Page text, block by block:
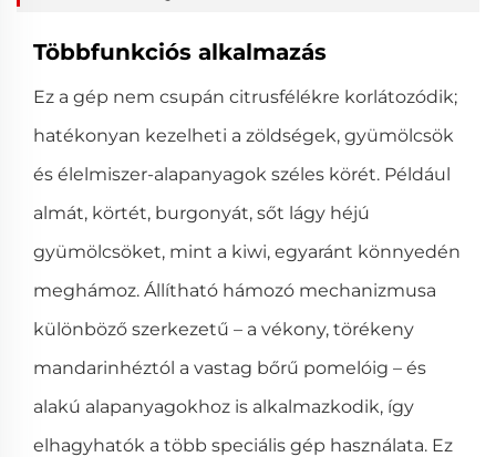
Többfunkciós alkalmazás
Ez a gép nem csupán citrusfélékre korlátozódik;
hatékonyan kezelheti a zöldségek, gyümölcsök
és élelmiszer-alapanyagok széles körét. Például
almát, körtét, burgonyát, sőt lágy héjú
gyümölcsöket, mint a kiwi, egyaránt könnyedén
meghámoz. Állítható hámozó mechanizmusa
különböző szerkezetű – a vékony, törékeny
mandarinhéztól a vastag bőrű pomelóig – és
alakú alapanyagokhoz is alkalmazkodik, így
elhagyhatók a több speciális gép használata. Ez